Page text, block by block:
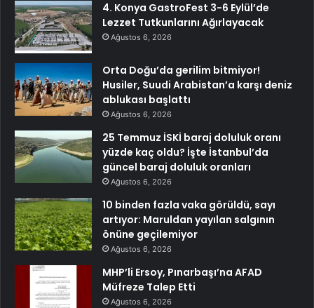
4. Konya GastroFest 3-6 Eylül’de
Lezzet Tutkunlarını Ağırlayacak
Ağustos 6, 2026
Orta Doğu’da gerilim bitmiyor!
Husiler, Suudi Arabistan’a karşı deniz
ablukası başlattı
Ağustos 6, 2026
25 Temmuz İSKİ baraj doluluk oranı
yüzde kaç oldu? İşte İstanbul’da
güncel baraj doluluk oranları
Ağustos 6, 2026
10 binden fazla vaka görüldü, sayı
artıyor: Maruldan yayılan salgının
önüne geçilemiyor
Ağustos 6, 2026
MHP’li Ersoy, Pınarbaşı’na AFAD
Müfreze Talep Etti
Ağustos 6, 2026